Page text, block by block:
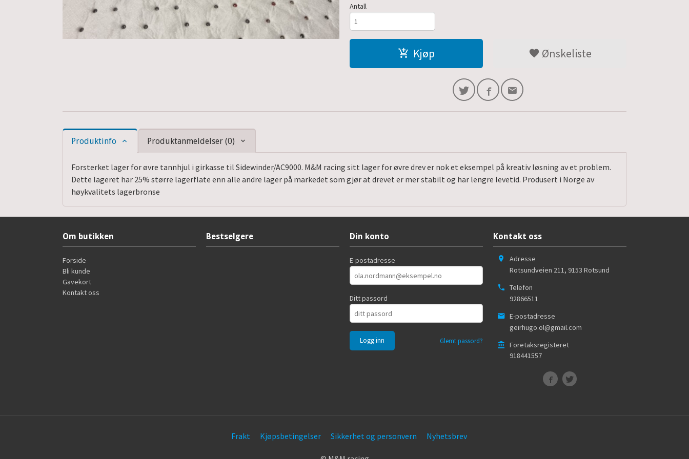
Antall
Kjøp Ønskeliste
Produktinfo Produktanmeldelser (0)
Forsterket lager for øvre tannhjul i girkasse til Sidewinder/AC9000. M&M racing sitt lager for øvre drev er nok et eksempel på kreativ løsning av et problem.
Dette lageret har 25% større lagerflate enn alle andre lager på markedet som gjør at drevet er mer stabilt og har lengre levetid. Produsert i Norge av
høykvalitets lagerbronse
Om butikken
Forside
Bli kunde
Gavekort
Kontakt oss
Bestselgere Din konto
E-postadresse
Ditt passord
Glemt passord?
Kontakt oss
Adresse
Rotsundveien 211, 9153 Rotsund
Telefon
92866511
E-postadresse
geirhugo.ol@gmail.com
Foretaksregisteret
918441557
Frakt Kjøpsbetingelser Sikkerhet og personvern Nyhetsbrev